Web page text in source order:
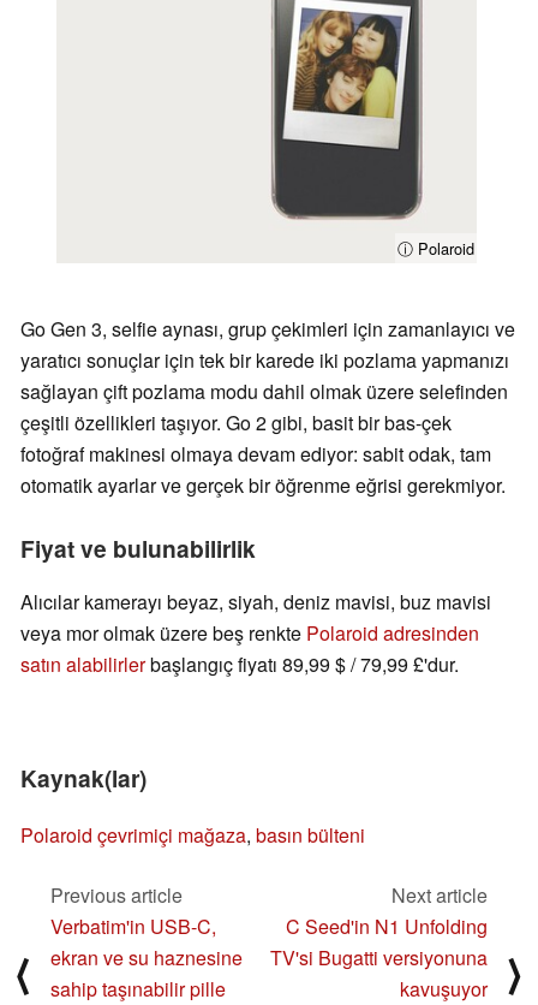
ⓘ Polaroid
Go Gen 3, selfie aynası, grup çekimleri için zamanlayıcı ve
yaratıcı sonuçlar için tek bir karede iki pozlama yapmanızı
sağlayan çift pozlama modu dahil olmak üzere selefinden
çeşitli özellikleri taşıyor. Go 2 gibi, basit bir bas-çek
fotoğraf makinesi olmaya devam ediyor: sabit odak, tam
otomatik ayarlar ve gerçek bir öğrenme eğrisi gerekmiyor.
Fiyat ve bulunabilirlik
Alıcılar kamerayı beyaz, siyah, deniz mavisi, buz mavisi
veya mor olmak üzere beş renkte Polaroid adresinden
satın alabilirlerbaşlangıç fiyatı 89,99 $ / 79,99 £'dur.
Kaynak(lar)
Polaroid çevrimiçi mağaza, basın bülteni
⟨
Previous article
Verbatim'in USB-C,
ekran ve su haznesine
sahip taşınabilir pille
Next article
C Seed'in N1 Unfolding
TV'si Bugatti versiyonuna
kavuşuyor
⟩